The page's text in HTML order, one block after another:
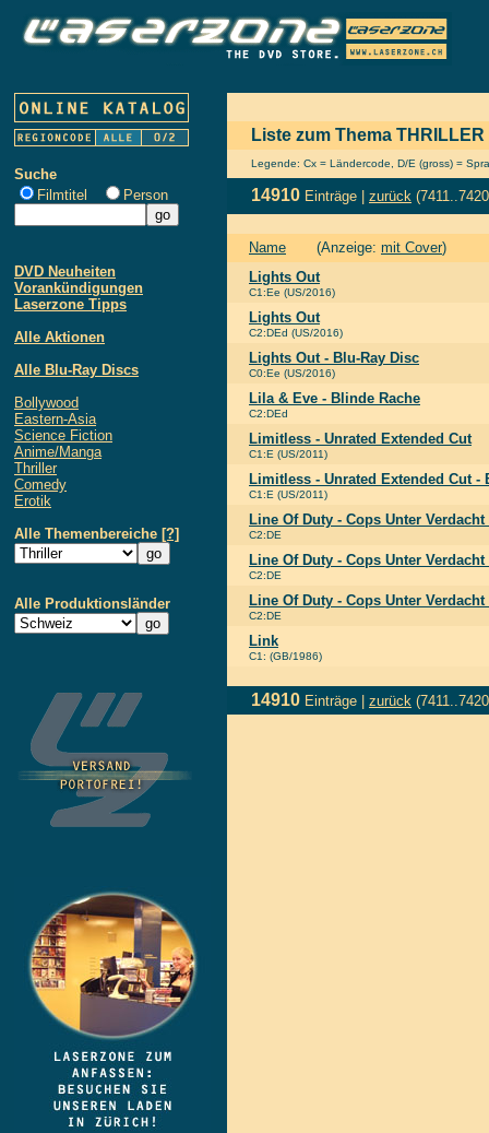
Suche
Filmtitel
Person
DVD Neuheiten
Vorankündigungen
Laserzone Tipps
Alle Aktionen
Alle Blu-Ray Discs
Bollywood
Eastern-Asia
Science Fiction
Anime/Manga
Thriller
Comedy
Erotik
Alle Themenbereiche [?]
Alle Produktionsländer
Liste zum Thema THRILLER
Legende: Cx = Ländercode, D/E (gross) =
14910 Einträge | zurück
Name (Anzeige: mit Cover)
Lights Out
C1:Ee (US/2016)
Lights Out
C2:DEd (US/2016)
Lights Out - Blu-Ray Disc
C0:Ee (US/2016)
Lila & Eve - Blinde Rache
C2:DEd
Limitless - Unrated Extended Cut
C1:E (US/2011)
Limitless - Unrated Extended Cut -
C1:E (US/2011)
Line Of Duty - Cops Unter Verdacht
C2:DE
Line Of Duty - Cops Unter Verdacht
C2:DE
Line Of Duty - Cops Unter Verdacht
C2:DE
Link
C1: (GB/1986)
14910 Einträge | zurück